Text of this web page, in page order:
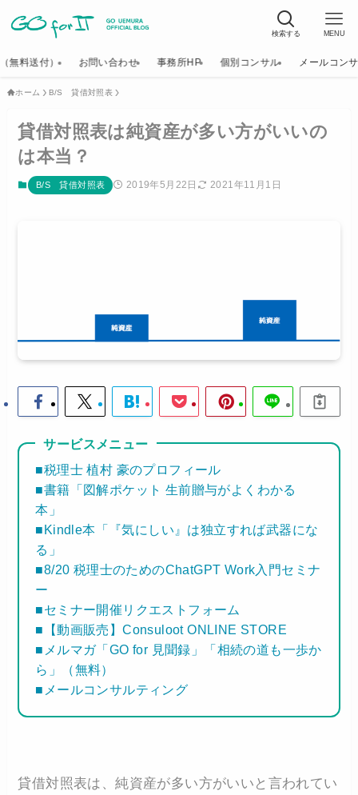
検索する MENU
無料送付） お問い合わせ 事務所HP 個別コンサル メールコン
ホーム B/S 貸借対照表
貸借対照表は純資産が多い方がいいの
は本当？
B/S 貸借対照表 2019年5月22日 2021年11月1日
サービスメニュー
■税理士 植村 豪のプロフィール
■書籍「図解ポケット 生前贈与がよくわかる
本」
■Kindle本「『気にしい』は独立すれば武器にな
る」
■8/20 税理士のためのChatGPT Work入門セミナ
ー
■セミナー開催リクエストフォーム
■【動画販売】Consuloot ONLINE STORE
■メルマガ「GO for 見聞録」「相続の道も一歩か
ら」（無料）
■メールコンサルティング
貸借対照表は、純資産が多い方がいいと言われてい